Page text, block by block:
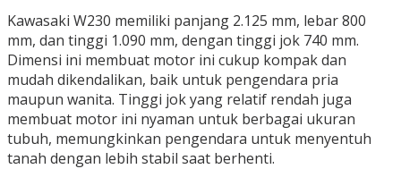
Kawasaki W230 memiliki panjang 2.125 mm, lebar 800
mm, dan tinggi 1.090 mm, dengan tinggi jok 740 mm.
Dimensi ini membuat motor ini cukup kompak dan
mudah dikendalikan, baik untuk pengendara pria
maupun wanita. Tinggi jok yang relatif rendah juga
membuat motor ini nyaman untuk berbagai ukuran
tubuh, memungkinkan pengendara untuk menyentuh
tanah dengan lebih stabil saat berhenti.